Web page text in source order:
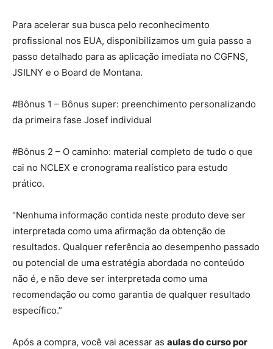
Para acelerar sua busca pelo reconhecimento
profissional nos EUA, disponibilizamos um guia passo a
passo detalhado para as aplicação imediata no CGFNS,
JSILNY e o Board de Montana.
#Bônus 1 – Bônus super: preenchimento personalizando
da primeira fase Josef individual
#Bônus 2 – O caminho: material completo de tudo o que
cai no NCLEX e cronograma realístico para estudo
prático.
“Nenhuma informação contida neste produto deve ser
interpretada como uma afirmação da obtenção de
resultados. Qualquer referência ao desempenho passado
ou potencial de uma estratégia abordada no conteúdo
não é, e não deve ser interpretada como uma
recomendação ou como garantia de qualquer resultado
específico.”
Após a compra, você vai acessar as aulas do curso por